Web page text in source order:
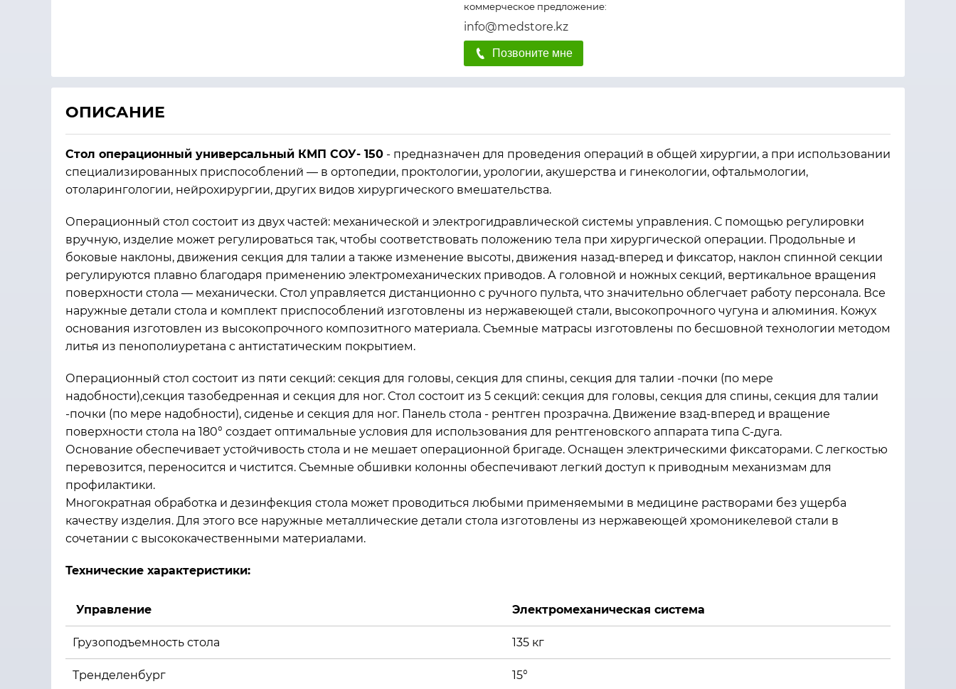
коммерческое предложение:
info@medstore.kz
Позвоните мне
ОПИСАНИЕ
Стол операционный универсальный КМП СОУ- 150 - предназначен для проведения операций в общей хирургии, а при использовании
специализированных приспособлений — в ортопедии, проктологии, урологии, акушерства и гинекологии, офтальмологии,
отоларингологии, нейрохирургии, других видов хирургического вмешательства.
Операционный стол состоит из двух частей: механической и электрогидравлической системы управления. С помощью регулировки
вручную, изделие может регулироваться так, чтобы соответствовать положению тела при хирургической операции. Продольные и
боковые наклоны, движения секция для талии а также изменение высоты, движения назад-вперед и фиксатор, наклон спинной секции
регулируются плавно благодаря применению электромеханических приводов. А головной и ножных секций, вертикальное вращения
поверхности стола — механически. Стол управляется дистанционно с ручного пульта, что значительно облегчает работу персонала. Все
наружные детали стола и комплект приспособлений изготовлены из нержавеющей стали, высокопрочного чугуна и алюминия. Кожух
основания изготовлен из высокопрочного композитного материала. Съемные матрасы изготовлены по бесшовной технологии методом
литья из пенополиуретана с антистатическим покрытием.
Операционный стол состоит из пяти секций: секция для головы, секция для спины, секция для талии -почки (по мере
надобности),секция тазобедренная и секция для ног. Стол состоит из 5 секций: секция для головы, секция для спины, секция для талии
-почки (по мере надобности), сиденье и секция для ног. Панель стола - рентген прозрачна. Движение взад-вперед и вращение
поверхности стола на 180° создает оптимальные условия для использования для рентгеновского аппарата типа С-дуга.
Основание обеспечивает устойчивость стола и не мешает операционной бригаде. Оснащен электрическими фиксаторами. С легкостью
перевозится, переносится и чистится. Съемные обшивки колонны обеспечивают легкий доступ к приводным механизмам для
профилактики.
Многократная обработка и дезинфекция стола может проводиться любыми применяемыми в медицине растворами без ущерба
качеству изделия. Для этого все наружные металлические детали стола изготовлены из нержавеющей хромоникелевой стали в
сочетании с высококачественными материалами.
Технические характеристики:
Управление Электромеханическая система
Грузоподъемность стола 135 кг
Тренделенбург 15°